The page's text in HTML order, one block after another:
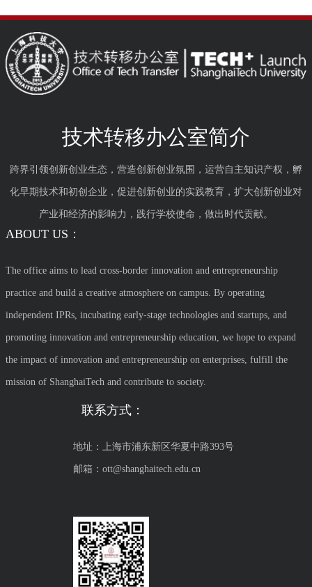
技术转移办公室简介
跨界引领创新创业生态，营造创新创业氛围，运营自主知识产权，孵
化早期技术和初创企业，促进创新创业的实践教育，扩大创新创业对
产业和经济的影响力，践行学校使命，做出时代贡献。
ABOUT US：
The office aims to lead cross-border innovation and entrepreneurship
practice and build a creative atmosphere on campus. By operating
independent IPRs, incubating early-stage technologies and startups, and
promoting innovation and entrepreneurship education, we hope to expand
the impact of innovation and entrepreneurship on enterprises, fulfill the
mission of ShanghaiTech and contribute to society.
联系方式：
地址：上海市浦东新区华夏中路393号
邮箱：ott@shanghaitech.edu.cn